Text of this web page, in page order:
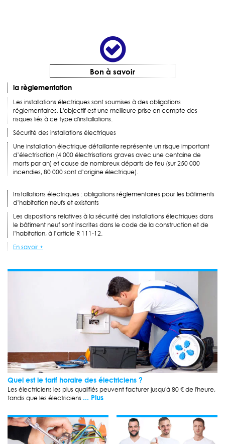
Bon à savoir
la règlementation
Les installations électriques sont soumises à des obligations
réglementaires. L'objectif est une meilleure prise en compte des
risques liés à ce type d'installations.
Sécurité des installations électriques
Une installation électrique défaillante représente un risque important
d’électrisation (4 000 électrisations graves avec une centaine de
morts par an) et cause de nombreux départs de feu (sur 250 000
incendies, 80 000 sont d’origine électrique).
Installations électriques : obligations réglementaires pour les bâtiments
d’habitation neufs et existants
Les dispositions relatives à la sécurité des installations électriques dans
le bâtiment neuf sont inscrites dans le code de la construction et de
l’habitation, à l’article R 111-12.
En savoir +
Quel est le tarif horaire des électriciens ?
Les électriciens les plus qualifiés peuvent facturer jusqu'à 80 € de l'heure,
tandis que les électriciens ... Plus